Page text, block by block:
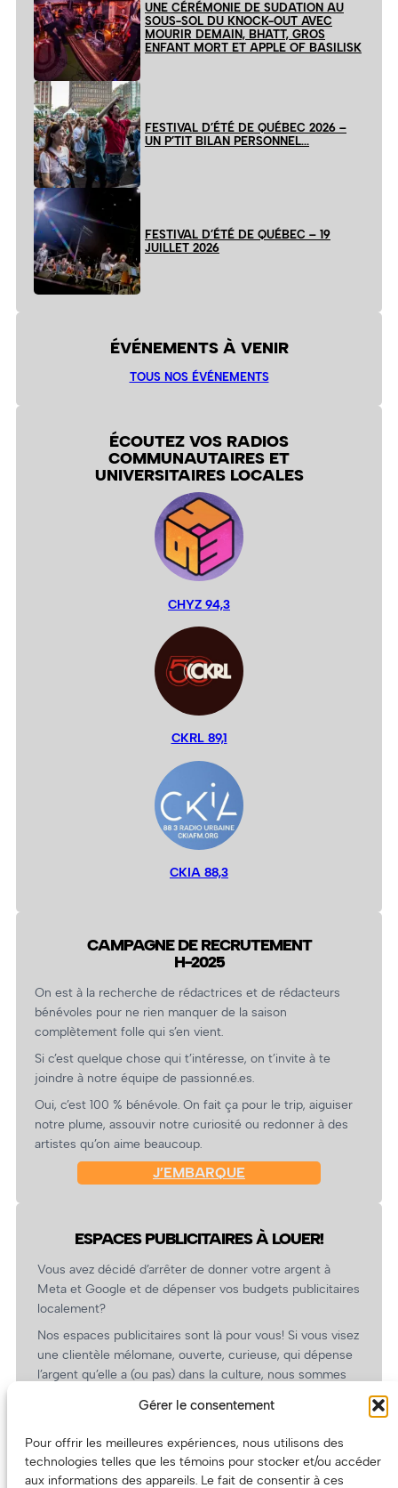
Gérer le consentement
Pour offrir les meilleures expériences, nous utilisons des
technologies telles que les témoins pour stocker et/ou accéder
aux informations des appareils. Le fait de consentir à ces
UNE CÉRÉMONIE DE SUDATION AU
SOUS-SOL DU KNOCK-OUT AVEC
MOURIR DEMAIN, BHATT, GROS
ENFANT MORT ET APPLE OF BASILISK
FESTIVAL D’ÉTÉ DE QUÉBEC 2026 –
UN P’TIT BILAN PERSONNEL…
FESTIVAL D’ÉTÉ DE QUÉBEC – 19
JUILLET 2026
ÉVÉNEMENTS À VENIR
TOUS NOS ÉVÉNEMENTS
ÉCOUTEZ VOS RADIOS
COMMUNAUTAIRES ET
UNIVERSITAIRES LOCALES
CHYZ 94,3
CKRL 89,1
CKIA 88,3
CAMPAGNE DE RECRUTEMENT
H-2025
On est à la recherche de rédactrices et de rédacteurs
bénévoles pour ne rien manquer de la saison
complètement folle qui s’en vient.
Si c’est quelque chose qui t’intéresse, on t’invite à te
joindre à notre équipe de passionné.es.
Oui, c’est 100 % bénévole. On fait ça pour le trip, aiguiser
notre plume, assouvir notre curiosité ou redonner à des
artistes qu’on aime beaucoup.
J’EMBARQUE
ESPACES PUBLICITAIRES À LOUER!
Vous avez décidé d’arrêter de donner votre argent à
Meta et Google et de dépenser vos budgets publicitaires
localement?
Nos espaces publicitaires sont là pour vous! Si vous visez
une clientèle mélomane, ouverte, curieuse, qui dépense
l’argent qu’elle a (ou pas) dans la culture, nous sommes
revient.
(Oui, on va avoir des tarifs spéciaux pour vous, les